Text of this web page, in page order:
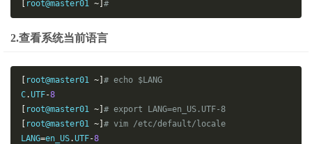
[ root@master01 ~] #
2.查看系统当前语言
[ root@master01 ~] # echo $LANG
C.UTF-8
[ root@master01 ~] # export LANG=en_US.UTF-8
[ root@master01 ~] # vim /etc/default/locale
LANG=en_US.UTF-8